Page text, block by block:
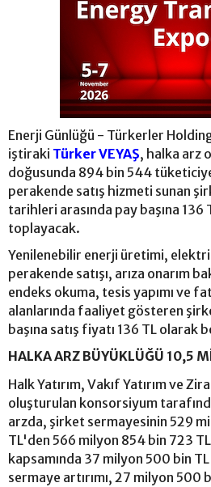
Enerji Günlüğü - Türkerler
iştiraki Türker VEYAŞ, halka arz
doğusunda 894 bin 544
perakende satış hizmeti sunan
tarihleri arasında pay başına
toplayacak.
Yenilenebilir enerji üretimi,
perakende satışı, arıza onarım
endeks okuma, tesis yapımı ve
alanlarında faaliyet gösteren
başına satış fiyatı 136 TL olarak
HALKA ARZ BÜYÜKLÜĞÜ 10,5
Halk Yatırım, Vakıf Yatırım ve
oluşturulan konsorsiyum
arzda, şirket sermayesinin 529
TL'den 566 milyon 854 bin 723
kapsamında 37 milyon 500 bin
sermaye artırımı, 27 milyon 500